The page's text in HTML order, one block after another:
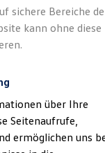
die Autohaus
sichere Bereiche
kann ohne diese
über Ihre
Seitenaufrufe,
ermöglichen uns